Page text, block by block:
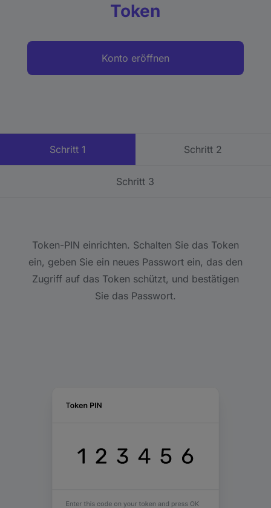
Token
Konto eröffnen
Schritt 1 Schritt 2
Schritt 3
Token-PIN einrichten. Schalten Sie das Token
ein, geben Sie ein neues Passwort ein, das den
Zugriff auf das Token schützt, und bestätigen
Sie das Passwort.